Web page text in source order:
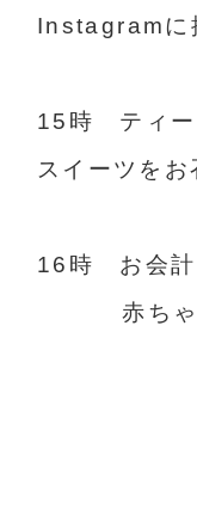
Instagramに
15時 ティー
スイーツをお
16時 お会計
赤ちゃん